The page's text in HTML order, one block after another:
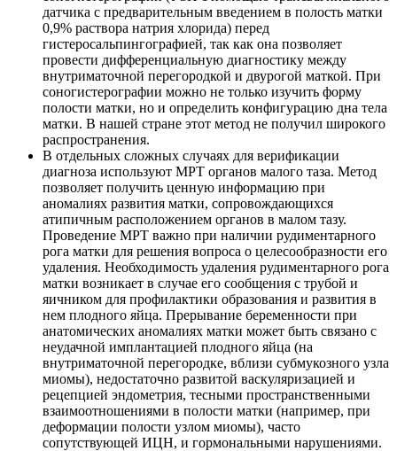
датчика с предварительным введением в полость матки
0,9% раствора натрия хлорида) перед
гистеросальпингографией, так как она позволяет
провести дифференциальную диагностику между
внутриматочной перегородкой и двурогой маткой. При
соногистерографии можно не только изучить форму
полости матки, но и определить конфигурацию дна тела
матки. В нашей стране этот метод не получил широкого
распространения.
В отдельных сложных случаях для верификации
диагноза используют МРТ органов малого таза. Метод
позволяет получить ценную информацию при
аномалиях развития матки, сопровождающихся
атипичным расположением органов в малом тазу.
Проведение МРТ важно при наличии рудиментарного
рога матки для решения вопроса о целесообразности его
удаления. Необходимость удаления рудиментарного рога
матки возникает в случае его сообщения с трубой и
яичником для профилактики образования и развития в
нем плодного яйца. Прерывание беременности при
анатомических аномалиях матки может быть связано с
неудачной имплантацией плодного яйца (на
внутриматочной перегородке, вблизи субмукозного узла
миомы), недостаточно развитой васкуляризацией и
рецепцией эндометрия, тесными пространственными
взаимоотношениями в полости матки (например, при
деформации полости узлом миомы), часто
сопутствующей ИЦН, и гормональными нарушениями.